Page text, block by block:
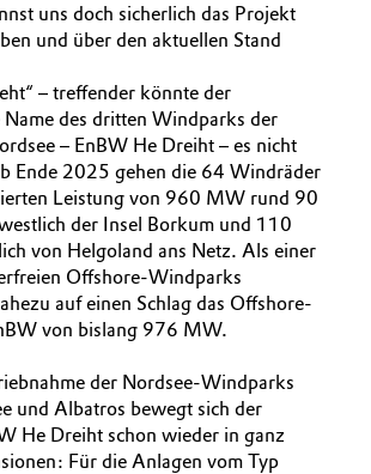
& Beauty
Packaging
& Nonwovens
uns doch sicherlich das Projekt
und über den aktuellen Stand
– treffender könnte der
Name des dritten Windparks der
– EnBW He Dreiht – es nicht
Ende 2025 gehen die 64 Windräder
Leistung von 960 MW rund 90
der Insel Borkum und 110
von Helgoland ans Netz. Als einer
Offshore-Windparks
auf einen Schlag das Offshore-
von bislang 976 MW.
der Nordsee-Windparks
und Albatros bewegt sich der
He Dreiht schon wieder in ganz
Für die Anlagen vom Typ